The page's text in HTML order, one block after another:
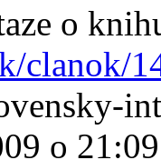
o
clanok/
o 21:09